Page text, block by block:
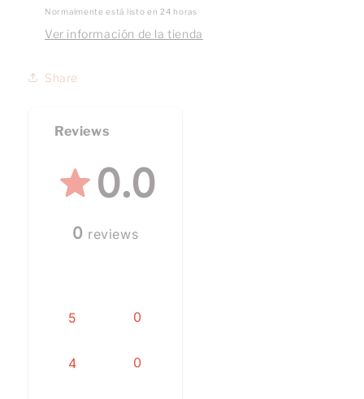
Normalmente está listo en 24 horas
Ver información de la tienda
Share
Reviews
0.0
0 reviews
5 0
4 0